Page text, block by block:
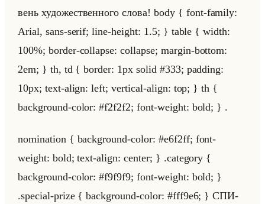
вень ху­до­же­ствен­но­го слова! body { font-family:
Arial, sans-serif; line-height: 1.5; } table { width:
100%; border-collapse: collapse; margin-bottom:
2em; } th, td { border: 1px solid #333; padding:
10px; text-align: left; vertical-align: top; } th {
background-color: #f2f2f2; font-weight: bold; } .
nomination { background-color: #e6f2ff; font-
weight: bold; text-align: center; } .category {
background-color: #f9f9f9; font-weight: bold; }
.special-prize { background-color: #fff9e6; } СПИ­